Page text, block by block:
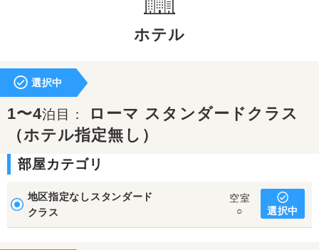
ホテル
選択中
1〜4泊目：
ローマ スタンダードクラス
（ホテル指定無し）
部屋カテゴリ
地区指定なしスタンダード
クラス
空室
○
選択中